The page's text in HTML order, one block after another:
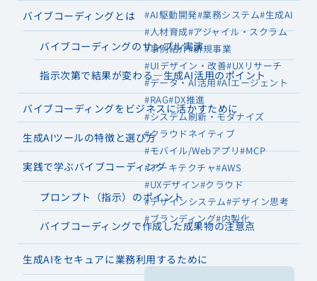
バイブコーディングとは
バイブコーディングのサンプル実演
指示次第で結果が変わる—生成AI活用のポイント
バイブコーディングをビジネスに活かすために
生成AIツールの特徴と選び方
実践で学ぶバイブコーディング
プロンプト（指示）のポイント
バイブコーディングで作成した成果物の注意点
生成AIをセキュアに業務利用するために
#AI駆動開発#業務システム#生成AI
#人材育成#アジャイル・スクラム
#事例紹介#新規事業
#UIデザイン・改善#UXリサーチ
#データ・AI活用#AIエージェント
#RAG#DX推進
#システム刷新・モダナイズ
#クラウドネイティブ
#モバイル/Webアプリ#MCP
#アーキテクチャ#AWS
#UXデザイン#クラウド
#デザインシステム#デザイン思考
#ブランディング#内製化